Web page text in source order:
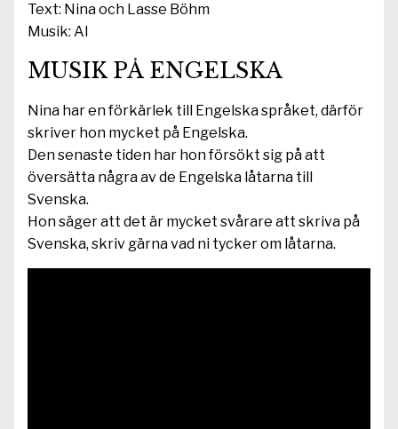
Text: Nina och Lasse Böhm
Musik: AI
MUSIK PÅ ENGELSKA
Nina har en förkärlek till Engelska språket, därför
skriver hon mycket på Engelska.
Den senaste tiden har hon försökt sig på att
översätta några av de Engelska låtarna till
Svenska.
Hon säger att det är mycket svårare att skriva på
Svenska, skriv gärna vad ni tycker om låtarna.